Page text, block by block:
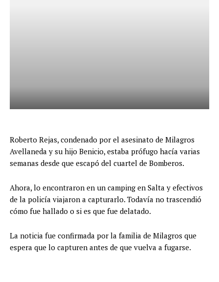
Roberto Rejas, condenado por el asesinato de Milagros
Avellaneda y su hijo Benicio, estaba prófugo hacía varias
semanas desde que escapó del cuartel de Bomberos.
Ahora, lo encontraron en un camping en Salta y efectivos
de la policía viajaron a capturarlo. Todavía no trascendió
cómo fue hallado o si es que fue delatado.
La noticia fue confirmada por la familia de Milagros que
espera que lo capturen antes de que vuelva a fugarse.